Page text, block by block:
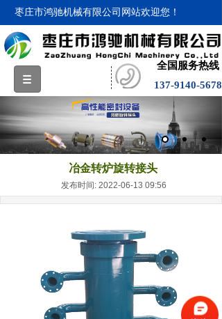
枣庄市鸿驰机械有限公司网站欢迎您！
全国服务热线
137-9140-5678
冶金转炉旋转接头
发布时间: 2022-06-13 09:56